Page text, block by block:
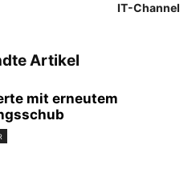
IT-Channel
Artikel
mit erneutem